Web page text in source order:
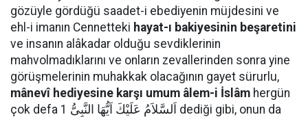
gözüyle gördüğü saadet-i ebediyenin müjdesini ve
ehl-i imanın Cennetteki hayat-ı bakiyesinin beşaretini
ve insanın alâkadar olduğu sevdiklerinin
mahvolmadıklarını ve onların zevallerinden sonra yine
görüşmelerinin muhakkak olacağının gayet sürurlu,
mânevî hediyesine karşı umum âlem-i İslâm hergün
çok defa اَلسَّلاَمُ عَلَيْكَ اَيُّهَا النَّبِىُّ 1 dediği gibi, onun da